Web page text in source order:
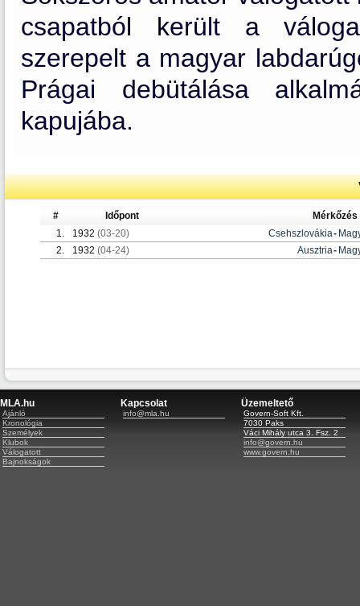
csapatból került a
szerepelt a magyar
Prágai debütálása
kapujába.
# Időpont
Mérkőzés
1.
1932 (03-20) Csehszlovákia-
2.
1932 (04-24) Ausztria-
MLA.hu
Ajánló
Kronológia
Személyek
Klubok
Válogatott
Bajnokságok
Kapcsolat
info@mla.hu
Üzemeltető
Govern-Soft Kft.
7030 Paks
Váci Mihály utca 3. Fsz. 2
info@govern.hu
www.govern.hu